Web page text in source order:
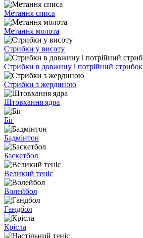
Метання списа
Метання молота
Стрибки у висоту
Стрибки в довжину і потрійний стрибок
Стрибки з жердиною
Штовхання ядра
Біг
Бадмінтон
Баскетбол
Великий теніс
Волейбол
Гандбол
Крісла